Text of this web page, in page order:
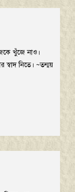
খুঁজে নাও।
নিতে। ~তন্ময়